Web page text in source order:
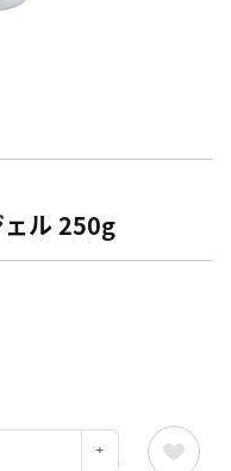
ェル 250g